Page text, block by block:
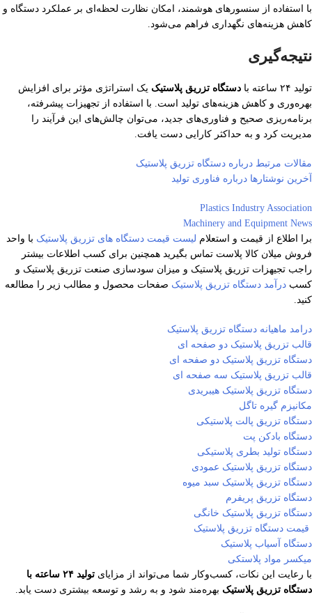
با استفاده از سنسورهای هوشمند، امکان نظارت لحظه‌ای بر عملکرد دستگاه و
کاهش هزینه‌های نگهداری فراهم می‌شود.
نتیجه‌گیری
تولید ۲۴ ساعته با دستگاه تزریق پلاستیک یک استراتژی مؤثر برای افزایش
بهره‌وری و کاهش هزینه‌های تولید است. با استفاده از تجهیزات پیشرفته،
برنامه‌ریزی صحیح و فناوری‌های جدید، می‌توان چالش‌های این فرآیند را
مدیریت کرد و به حداکثر کارایی دست یافت.
مقالات مرتبط درباره دستگاه تزریق پلاستیک
آخرین نوشتارها درباره فناوری تولید
Plastics Industry Association
Machinery and Equipment News
برا اطلاع از قیمت و استعلام لیست قیمت دستگاه های تزریق پلاستیک با واحد
فروش میلان کالا پلاست تماس بگیرید همچنین برای کسب اطلاعات بیشتر
راجب تجیهزات تزریق پلاستیک و میزان سودسازی صنعت تزریق پلاستیک و
کسب درآمد دستگاه تزریق پلاستیک صفحات محصول و مطالب زیر را مطالعه
کنید.
درامد ماهیانه دستگاه تزریق پلاستیک
قالب تزریق پلاستیک دو صفحه ای
دستگاه تزریق پلاستیک دو صفحه ای
قالب تزریق پلاستیک سه صفحه ای
دستگاه تزریق پلاستیک هیبریدی
مکانیزم گیره تاگل
دستگاه تزریق پالت پلاستیکی
دستگاه بادکن پت
دستگاه تولید بطری پلاستیکی
دستگاه تزریق پلاستیک عمودی
دستگاه تزریق پلاستیک سبد میوه
دستگاه تزریق پریفرم
دستگاه تزریق پلاستیک خانگی
قیمت دستگاه تزریق پلاستیک
دستگاه آسیاب پلاستیک
میکسر مواد پلاستکی
با رعایت این نکات، کسب‌وکار شما می‌تواند از مزایای
تولید ۲۴ ساعته با
دستگاه تزریق پلاستیک بهره‌مند شود و به رشد و توسعه بیشتری دست یابد.